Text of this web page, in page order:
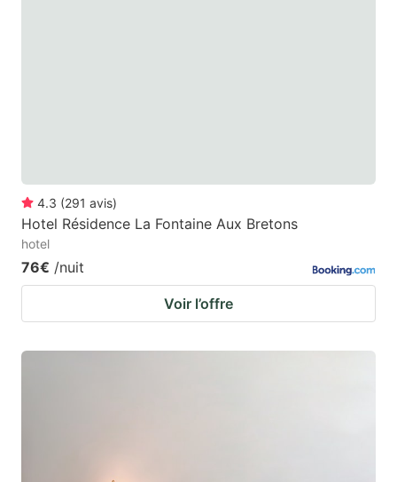
4.3 (291 avis)
Hotel Résidence La Fontaine Aux Bretons
hotel
76€ /nuit
Voir l’offre